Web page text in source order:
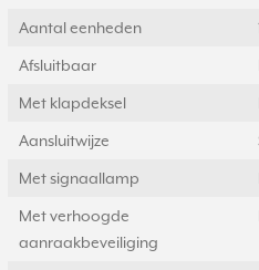
Aantal eenheden
Afsluitbaar
Met klapdeksel
Aansluitwijze
Met signaallamp
Met verhoogde
aanraakbeveiliging